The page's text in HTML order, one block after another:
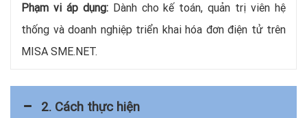
Phạm vi áp dụng:Dành cho kế toán, quản trị viên hệ
thống và doanh nghiệp triển khai hóa đơn điện tử trên
MISA SME.NET.
2. Cách thực hiện